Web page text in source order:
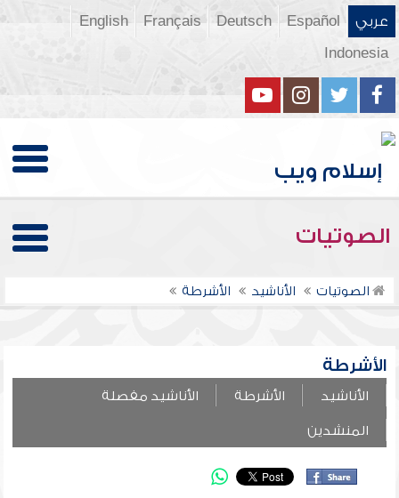
عربي Español
Deutsch
Français
English
Indonesia
الصوتيات
الصوتيات الأناشيد الأشرطة
الأشرطة
الأناشيد الأشرطة الأناشيد مفصلة
المنشدين